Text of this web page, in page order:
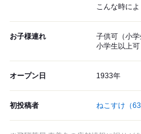
こんな時によ
お子様連れ
子供可（小学
小学生以上可
オープン日 1933年
初投稿者 ねこすけ （63